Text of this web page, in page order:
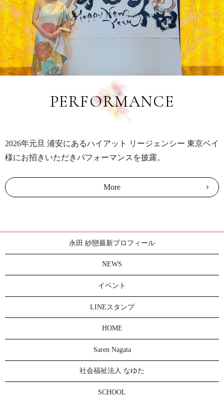
PERFORMANCE
2026年元旦 浦安にあるハイアット リージェンシー 東京ベイ
様にお招きいただきパフォーマンスを披露。
More
永田 紗戀最新プロフィール
NEWS
イベント
LINEスタンプ
HOME
Saren Nagata
社会福祉法人 なゆた
SCHOOL